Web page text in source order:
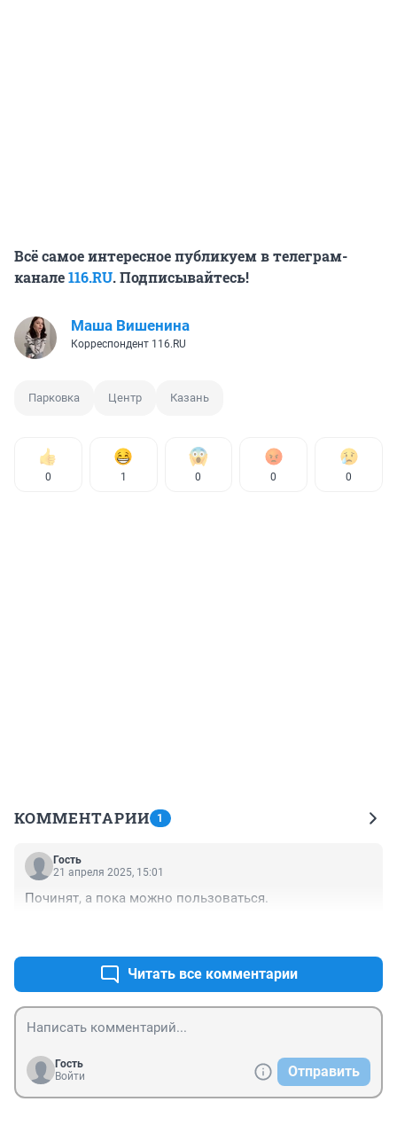
Всё самое интересное публикуем в телеграм-
канале116.RU. Подписывайтесь!
Маша Вишенина
Корреспондент 116.RU
Парковка Центр Казань
0 1 0 0 0
КОММЕНТАРИИ 1
Гость
21 апреля 2025, 15:01
Починят, а пока можно пользоваться.
Читать все комментарии
Гость
Войти
Отправить